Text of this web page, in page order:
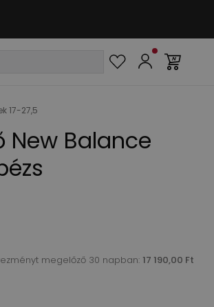
17-27,5
New Balance
megelőző 30 napban: 17 190,00 Ft